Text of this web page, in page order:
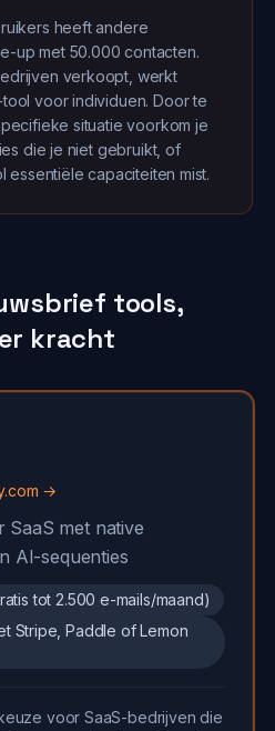
heeft andere
up met 50.000 contacten.
verkoopt, werkt
voor individuen. Door te
situatie voorkom je
die je niet gebruikt, of
capaciteiten mist.
tools,
kracht
→
SaaS met native
AI-sequenties
tot 2.500 e-mails/maand)
Stripe, Paddle of Lemon
voor SaaS-bedrijven die